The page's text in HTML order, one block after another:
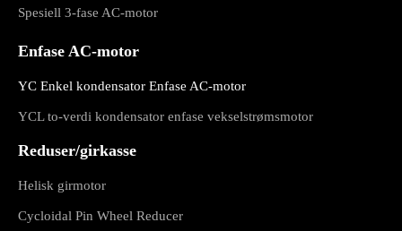
Spesiell 3-fase AC-motor
Enfase AC-motor
YC Enkel kondensator Enfase AC-motor
YCL to-verdi kondensator enfase vekselstrømsmotor
Reduser/girkasse
Helisk girmotor
Cycloidal Pin Wheel Reducer